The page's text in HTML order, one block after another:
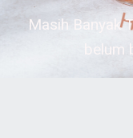
Masih Banyak